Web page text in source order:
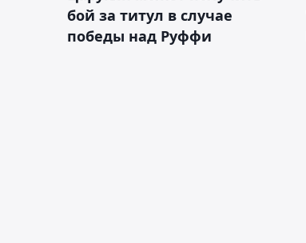
бой за титул в случае
победы над Руффи